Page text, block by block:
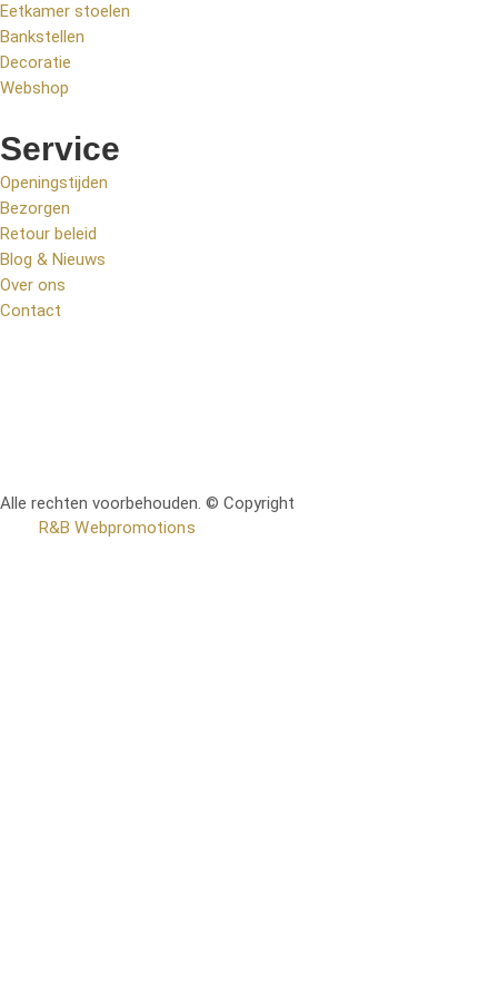
Eetkamer stoelen
Bankstellen
Decoratie
Webshop
Service
Openingstijden
Bezorgen
Retour beleid
Blog & Nieuws
Over ons
Contact
Alle rechten voorbehouden. © Copyright
R&B Webpromotions